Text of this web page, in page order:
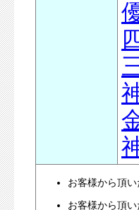
お客様から頂
お客様から頂